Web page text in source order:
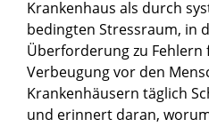
Krankenhaus als durch
bedingten Stressraum, in
Überforderung zu Fehlern
Verbeugung vor den
Krankenhäusern täglich
und erinnert daran,